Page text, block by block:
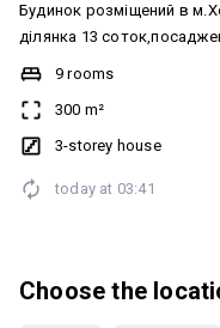
Будинок розміщений в
ділянка 13
експлуатацію в 2013
відсотків.Розташований
телефоном.Однозначно мається торг.
Суміжний. Система
город, Душова кабіна,
9 rooms
300 m²
3-storey house
today at 03:41
Choose the